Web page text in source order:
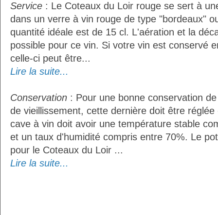
Service : Le Coteaux du Loir rouge se sert à
dans un verre à vin rouge de type "bordeaux"
quantité idéale est de 15 cl. L'aération et la
possible pour ce vin. Si votre vin est conservé
celle-ci peut être...
Lire la suite...
Conservation : Pour une bonne conservation
de vieillissement, cette dernière doit être réglée
cave à vin doit avoir une température stable
et un taux d'humidité compris entre 70%. Le
pour le Coteaux du Loir ...
Lire la suite...